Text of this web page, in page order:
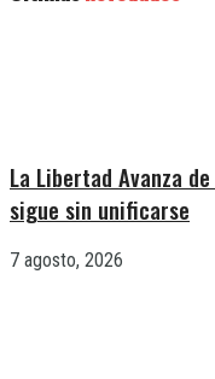
La Libertad Avanza
sigue sin unificarse
7 agosto, 2026